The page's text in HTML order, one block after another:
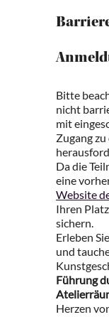
Bitte
nicht
mit
Zugang
Da die
eine
Website
Ihren
sichern.
Erleben
und
Führung
Herzen